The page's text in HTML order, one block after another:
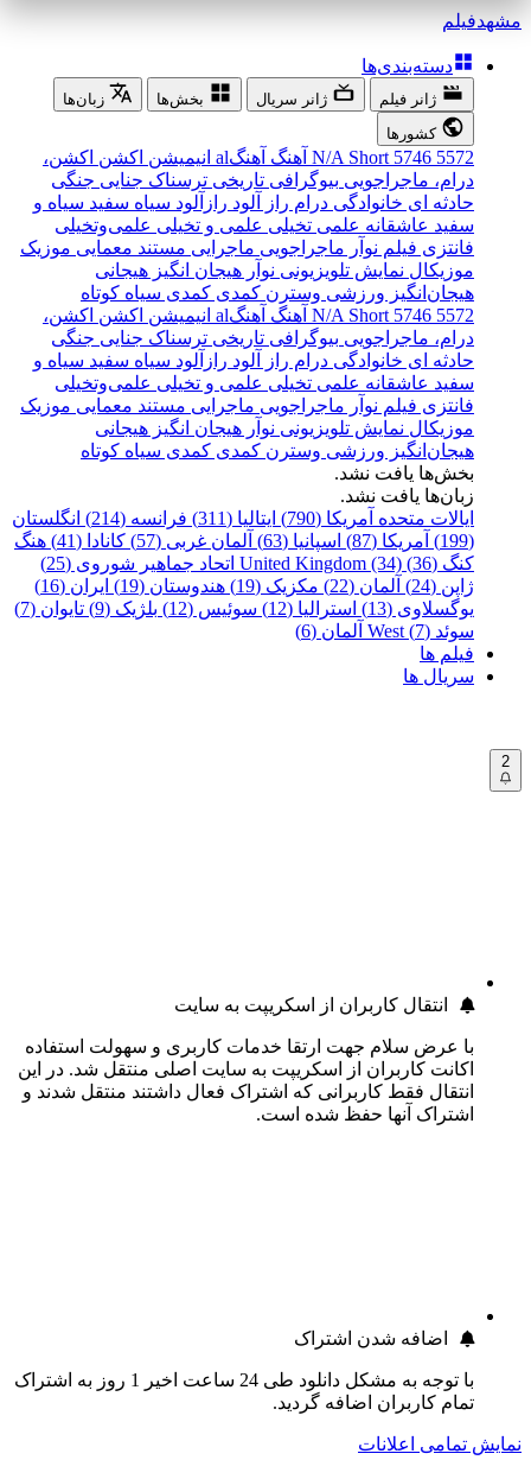
مشهدفیلم
دسته‌بندی‌ها
ژانر فیلم ژانر سریال بخش‌ها
زبان‌ها
کشورها
5572
5746
N/A Short آهنگ آهنگal انیمیشن اکشن اکشن،
درام، ماجراجویی بیوگرافی تاریخی ترسناک جنایی جنگی
حادثه ای خانوادگی درام راز آلود رازآلود سیاه سفید سیاه و
سفید عاشقانه علمی تخیلی علمی و تخیلی علمی‌و‌تخیلی
فانتزی فیلم نوآر ماجراجویی ماجرایی مستند معمایی موزیک
موزیکال نمایش تلویزیونی نوآر هیجان انگیز هیجانی
هیجان‌انگیز ورزشی وسترن کمدی کمدی سیاه کوتاه
5572
5746
N/A Short آهنگ آهنگal انیمیشن اکشن اکشن،
درام، ماجراجویی بیوگرافی تاریخی ترسناک جنایی جنگی
حادثه ای خانوادگی درام راز آلود رازآلود سیاه سفید سیاه و
سفید عاشقانه علمی تخیلی علمی و تخیلی علمی‌و‌تخیلی
فانتزی فیلم نوآر ماجراجویی ماجرایی مستند معمایی موزیک
موزیکال نمایش تلویزیونی نوآر هیجان انگیز هیجانی
هیجان‌انگیز ورزشی وسترن کمدی کمدی سیاه کوتاه
بخش‌ها یافت نشد.
زبان‌ها یافت نشد.
ایالات متحده آمریکا (790)
ایتالیا (311) فرانسه (214)
انگلستان
(199)
آمریکا (87) اسپانیا (63) آلمان غربی (57) کانادا (41)
هنگ
کنگ (36)
United Kingdom (34) اتحاد جماهیر شوروی (25)
ژاپن (24)
آلمان (22) مکزیک (19) هندوستان (19)
ایران (16)
یوگسلاوی (13)
استرالیا (12) سوئیس (12) بلژیک (9)
تایوان (7)
سوئد (7)
West آلمان (6)
فیلم ها
سریال ها
2
انتقال کاربران از اسکریپت به سایت
با عرض سلام جهت ارتقا خدمات کاربری و سهولت استفاده
اکانت کاربران از اسکریپت به سایت اصلی منتقل شد. در این
انتقال فقط کاربرانی که اشتراک فعال داشتند منتقل شدند و
اشتراک آنها حفظ شده است.
اضافه شدن اشتراک
با توجه به مشکل دانلود طی 24 ساعت اخیر 1 روز به اشتراک
تمام کاربران اضافه گردید.
نمایش تمامی اعلانات